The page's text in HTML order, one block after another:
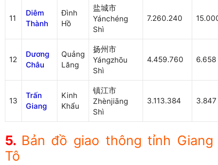
11
Diêm
Thành
Đình
Hồ
盐城市
Yánchéng
Shì
7.260.240
12
Dương
Châu
Quảng
Lăng
扬州市
Yángzhōu
Shì
4.459.760 6.658
13
Trấn
Giang
Kinh
Khẩu
镇江市
Zhènjiāng
Shì
3.113.384 3.847
Bản đồ giao thông tỉnh Giang
Tô